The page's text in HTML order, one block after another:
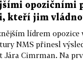
opozičními
kteří jim
lídrem opozice
NMS přinesl
Jára Cimrman. Na